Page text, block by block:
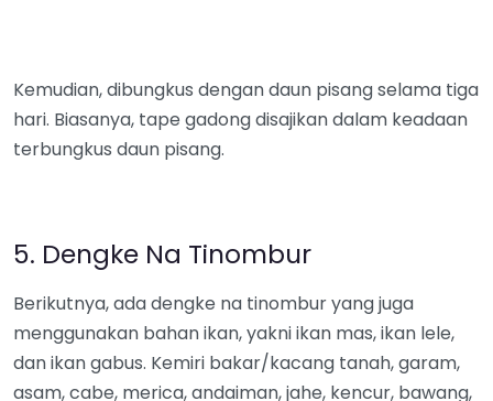
Kemudian, dibungkus dengan daun pisang selama tiga
hari. Biasanya, tape gadong disajikan dalam keadaan
terbungkus daun pisang.
5. Dengke Na Tinombur
Berikutnya, ada dengke na tinombur yang juga
menggunakan bahan ikan, yakni ikan mas, ikan lele,
dan ikan gabus. Kemiri bakar/kacang tanah, garam,
asam, cabe, merica, andaiman, jahe, kencur, bawang,